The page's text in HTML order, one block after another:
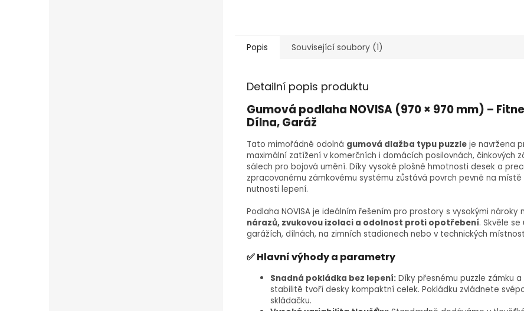
Popis Související soubory (1)
Detailní popis produktu
Gumová podlaha NOVISA (970 × 970 mm) –
Dílna, Garáž
Tato mimořádně odolná gumová dlažba typu puzzle je navržena
maximální zatížení v komerčních i domácích posilovnách, činkových
sálech pro bojová umění. Díky vysoké plošné hmotnosti desek a
zpracovanému zámkovému systému zůstává povrch pevně na místě
nutnosti lepení.
Podlaha NOVISA je ideálním řešením pro prostory s vysokými nároky
nárazů, zvukovou izolaci a odolnost proti opotřebení. Skvěle
garážích, dílnách, na zimních stadionech nebo v technických
✅ Hlavní výhody a parametry
Snadná pokládka bez lepení: Díky přesnému puzzle zámku a
stabilitě tvoří desky kompaktní celek. Pokládku zvládnete
skládačku.